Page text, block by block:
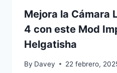
Mejora la Cámara
4 con este Mod
Helgatisha
By Davey 22 febrero,